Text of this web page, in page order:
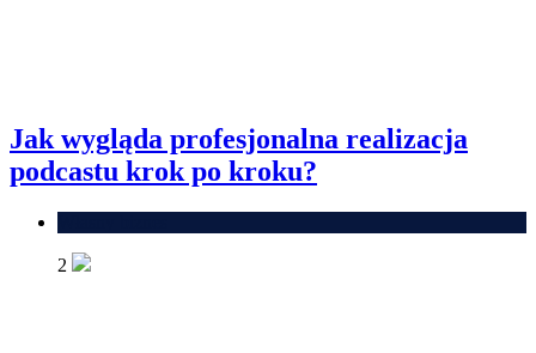
Jak wygląda profesjonalna realizacja
podcastu krok po kroku?
2